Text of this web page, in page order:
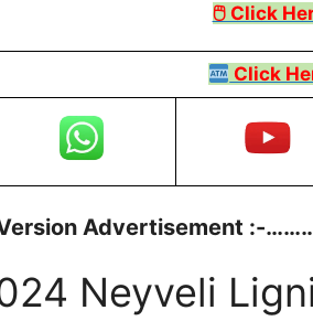
🖱 Click
Click
Advertisement :-
Neyveli